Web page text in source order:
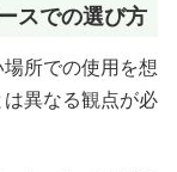
スでの選び方
所での使用を想
異なる観点が必